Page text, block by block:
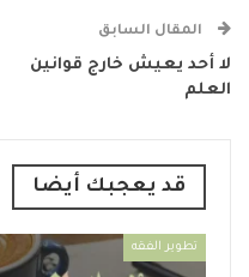
المقال السابق
لا أحد يعيش خارج قوانين
العلم
قد يعجبك أيضا
تطوير الفقه